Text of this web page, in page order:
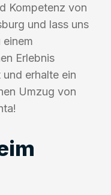
Kompetenz von
und lass uns
Erlebnis
und erhalte ein
Umzug von